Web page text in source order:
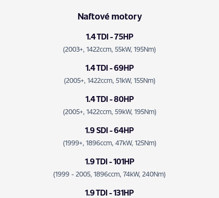
Naftové motory
1.4 TDI - 75HP
(2003+, 1422ccm, 55kW, 195Nm)
1.4 TDI - 69HP
(2005+, 1422ccm, 51kW, 155Nm)
1.4 TDI - 80HP
(2005+, 1422ccm, 59kW, 195Nm)
1.9 SDI - 64HP
(1999+, 1896ccm, 47kW, 125Nm)
1.9 TDI - 101HP
(1999 - 2005, 1896ccm, 74kW, 240Nm)
1.9 TDI - 131HP